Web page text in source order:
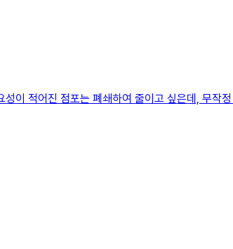
이 적어진 점포는 폐쇄하여 줄이고 싶은데, 무작